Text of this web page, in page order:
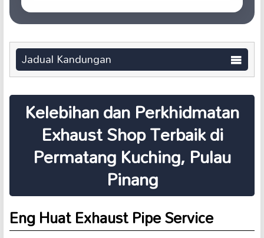
Jadual Kandungan
Kelebihan dan Perkhidmatan
Exhaust Shop Terbaik di
Permatang Kuching, Pulau
Pinang
Eng Huat Exhaust Pipe Service